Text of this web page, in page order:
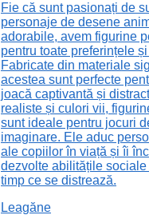
Fie că sunt pasionați de
personaje de desene
adorabile, avem figurine
pentru toate preferințele
Fabricate din materiale
acestea sunt perfecte
joacă captivantă și
realiste și culori vii,
sunt ideale pentru jocuri
imaginare. Ele aduc
ale copiilor în viață și îi
dezvolte abilitățile
timp ce se distrează.
Leagăne